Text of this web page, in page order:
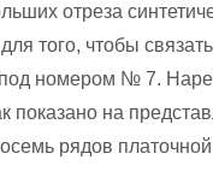
отреза
того, чтобы
номером № 7.
показано на
рядов